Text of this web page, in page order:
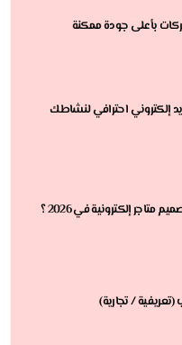
بأعلى جودة ممكنة
إلكتروني احترافي لنشاطك
إلكترونية في 2026 ؟
/ تجارية)